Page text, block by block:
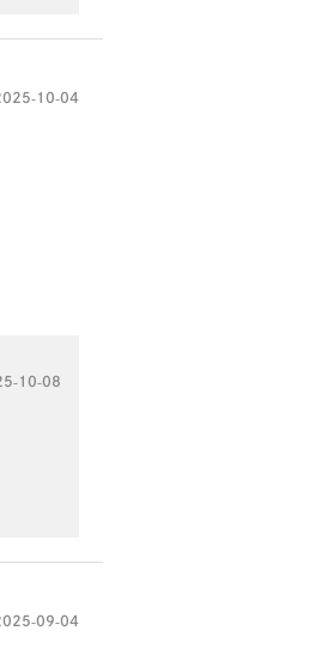
10-04
10-08
09-04